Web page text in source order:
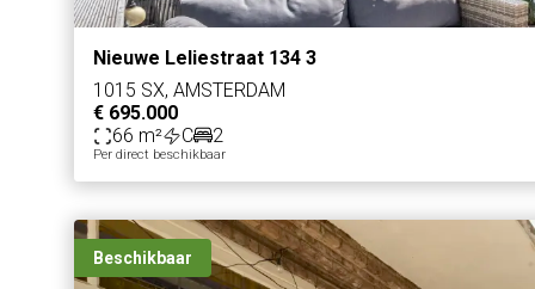
Nieuwe Leliestraat 134 3
1015 SX, AMSTERDAM
€ 695.000
66 m²
C 2
Per direct beschikbaar
Beschikbaar